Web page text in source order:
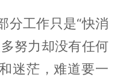
分工作只是“快消
努力却没有任何
迷茫，难道要一